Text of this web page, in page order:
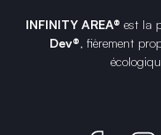
INFINITY AREA® est la
Dev®, fièrement